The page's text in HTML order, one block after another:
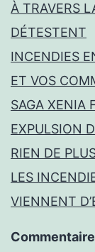
À TRAVERS
DÉTESTENT
INCENDIES
ET VOS
SAGA XENIA
EXPULSION
RIEN DE
LES
VIENNENT